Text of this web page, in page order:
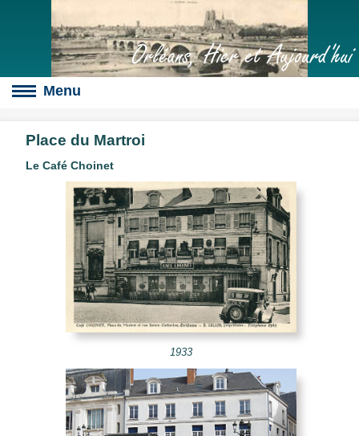
Orléans, Hier et Aujourd'hui
Place du Martroi
Le Café Choinet
1933